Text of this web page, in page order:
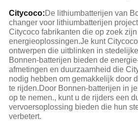
Citycoco:De lithiumbatterijen van
changer voor lithiumbatterijen
Citycoco fabrikanten die op zoek
energieoplossingen.Je kunt
ontwerpen die uitblinken in
Bonnen-batterijen bieden de
afmetingen en duurzaamheid die
nodig hebben om gemakkelijk door
te rijden.Door Bonnen-batterijen in
op te nemen., kunt u de rijders een
vervoersoplossing bieden die hun
verbetert.